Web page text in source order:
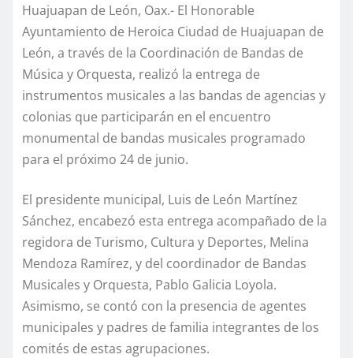
Huajuapan de León, Oax.- El Honorable
Ayuntamiento de Heroica Ciudad de Huajuapan de
León, a través de la Coordinación de Bandas de
Música y Orquesta, realizó la entrega de
instrumentos musicales a las bandas de agencias y
colonias que participarán en el encuentro
monumental de bandas musicales programado
para el próximo 24 de junio.
El presidente municipal, Luis de León Martínez
Sánchez, encabezó esta entrega acompañado de la
regidora de Turismo, Cultura y Deportes, Melina
Mendoza Ramírez, y del coordinador de Bandas
Musicales y Orquesta, Pablo Galicia Loyola.
Asimismo, se contó con la presencia de agentes
municipales y padres de familia integrantes de los
comités de estas agrupaciones.